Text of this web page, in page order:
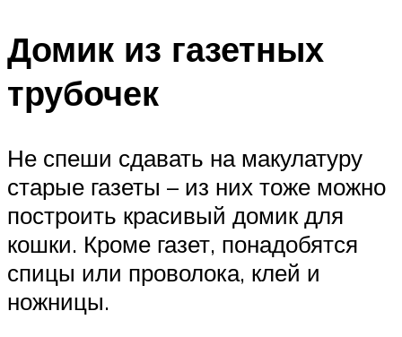
Домик из газетных
трубочек
Не спеши сдавать на макулатуру
старые газеты – из них тоже можно
построить красивый домик для
кошки. Кроме газет, понадобятся
спицы или проволока, клей и
ножницы.